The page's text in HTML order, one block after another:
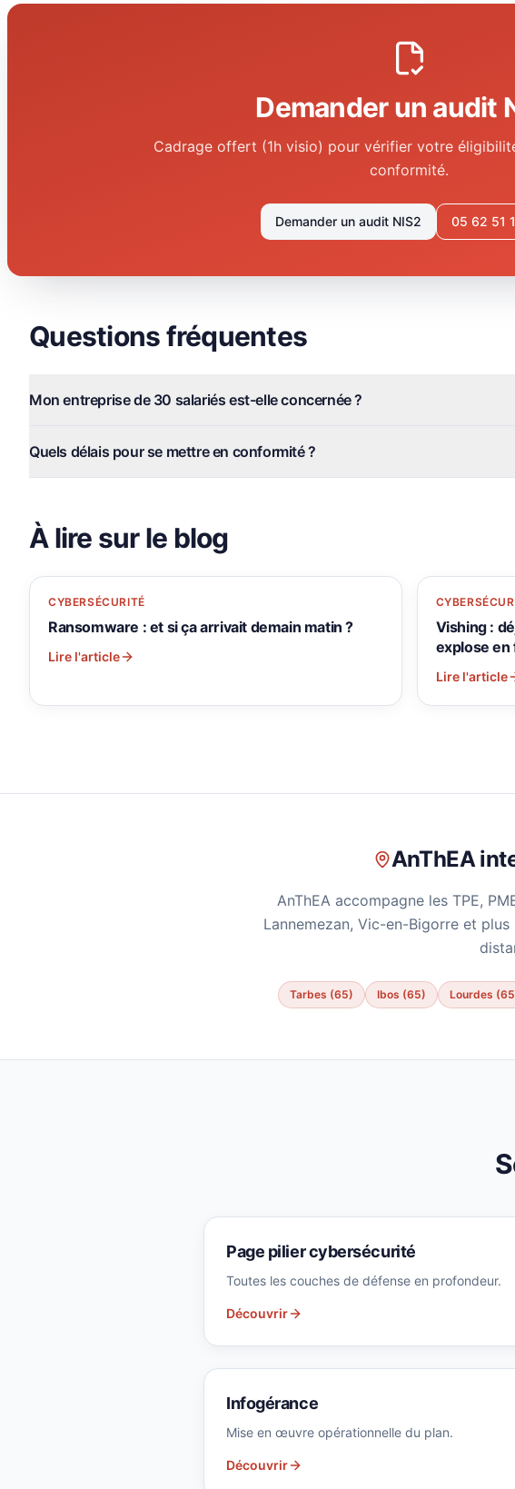
Demander un audit
Cadrage offert (1h visio) pour vérifier votre
conformité.
Demander un audit NIS2 05 62 51
Questions fréquentes
Mon entreprise de 30 salariés est-elle concernée ?
Quels délais pour se mettre en conformité ?
À lire sur le blog
CYBERSÉCURITÉ
Ransomware : et si ça arrivait demain matin ?
Lire l'article
Vishing :
explose en
Lire l'article
AnThEA
AnThEA accompagne les TPE,
Lannemezan, Vic-en-Bigorre et
Tarbes (65) Ibos (65) Lourdes
Page pilier cybersécurité
Toutes les couches de défense en profondeur.
Découvrir
Infogérance
Mise en œuvre opérationnelle du plan.
Découvrir